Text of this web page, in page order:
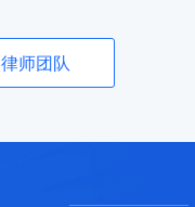
律师团队